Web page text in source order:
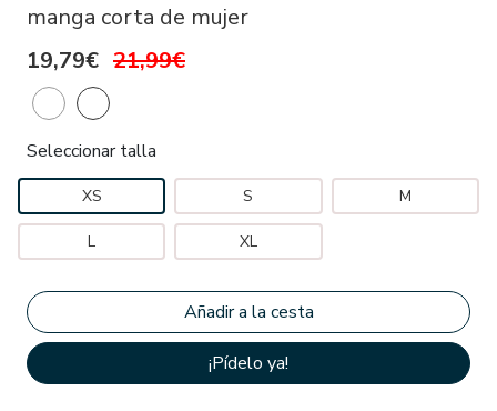
manga corta de mujer
19,79€ 21,99€
Seleccionar talla
XS S M
L XL
¡Pídelo ya!